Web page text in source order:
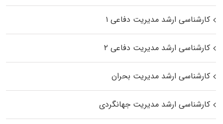
کارشناسی ارشد مدیریت دفاعی ۱
کارشناسی ارشد مدیریت دفاعی ۲
کارشناسی ارشد مدیریت بحران
کارشناسی ارشد مدیریت جهانگردی